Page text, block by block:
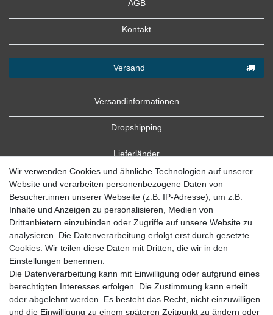
AGB
Kontakt
Versand
Versandinformationen
Dropshipping
Lieferländer
Zahlung
Zahlungsbedingungen
Wir verwenden Cookies und ähnliche Technologien auf unserer
Website und verarbeiten personenbezogene Daten von
Besucher:innen unserer Webseite (z.B. IP-Adresse), um z.B.
Inhalte und Anzeigen zu personalisieren, Medien von
Drittanbietern einzubinden oder Zugriffe auf unsere Website zu
analysieren. Die Datenverarbeitung erfolgt erst durch gesetzte
Cookies. Wir teilen diese Daten mit Dritten, die wir in den
Einstellungen benennen.
Die Datenverarbeitung kann mit Einwilligung oder aufgrund eines
berechtigten Interesses erfolgen. Die Zustimmung kann erteilt
oder abgelehnt werden. Es besteht das Recht, nicht einzuwilligen
und die Einwilligung zu einem späteren Zeitpunkt zu ändern oder